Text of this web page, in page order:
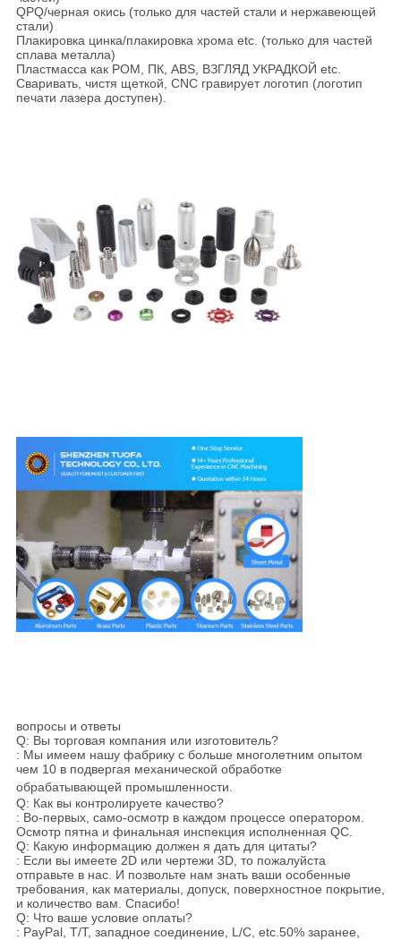
QPQ/черная окись (только для частей стали и нержавеющей
стали)
Плакировка цинка/плакировка хрома etc. (только для частей
сплава металла)
Пластмасса как POM, ПК, ABS, ВЗГЛЯД УКРАДКОЙ etc.
Сваривать, чистя щеткой, CNC гравирует логотип (логотип
печати лазера доступен).
вопросы и ответы
Q: Вы торговая компания или изготовитель?
: Мы имеем нашу фабрику с больше многолетним опытом
чем 10 в подвергая механической обработке
обрабатывающей промышленности.
Q: Как вы контролируете качество?
: Во-первых, само-осмотр в каждом процессе оператором.
Осмотр пятна и финальная инспекция исполненная QC.
Q: Какую информацию должен я дать для цитаты?
: Если вы имеете 2D или чертежи 3D, то пожалуйста
отправьте в нас. И позвольте нам знать ваши особенные
требования, как материалы, допуск, поверхностное покрытие,
и количество вам. Спасибо!
Q: Что ваше условие оплаты?
: PayPal, T/T, западное соединение, L/C, etc.50% заранее,